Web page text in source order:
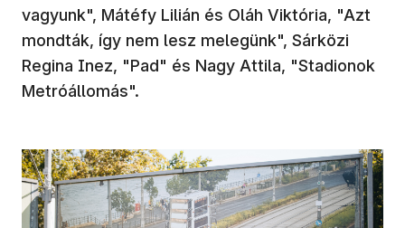
vagyunk", Mátéfy Lilián és Oláh Viktória, "Azt
mondták, így nem lesz melegünk", Sárközi
Regina Inez, "Pad" és Nagy Attila, "Stadionok
Metróállomás".